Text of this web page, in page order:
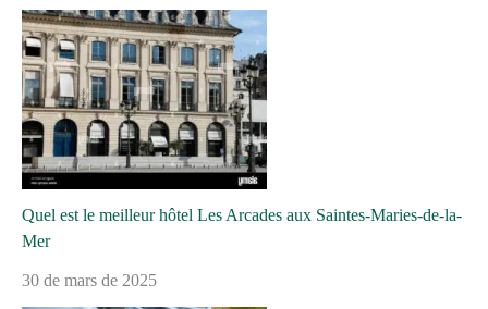
Quel est le meilleur hôtel Les Arcades aux Saintes-Maries-de-la-
Mer
30 de mars de 2025